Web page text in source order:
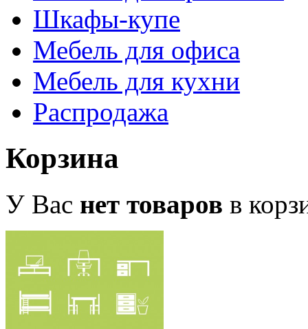
Шкафы-купе
Мебель для офиса
Мебель для кухни
Распродажа
Корзина
У Вас нет товаров в